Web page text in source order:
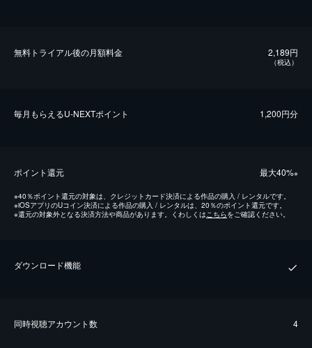
無料トライアル後の⽉額料金 2,189円
（税込）
毎⽉もらえるU-NEXTポイント 1,200円分
ポイント還元 最⼤40%※
※40％ポイント還元の対象は、クレジットカード決済による作品の購入 / レンタルです。
※iOSアプリのUコイン決済による作品の購入 / レンタルは、20％のポイント還元です。
※還元の対象外となる決済方法や商品があります。くわしくはこちらをご確認ください。
ダウンロード機能
同時視聴アカウント数 4